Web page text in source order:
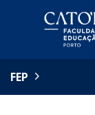
FEP